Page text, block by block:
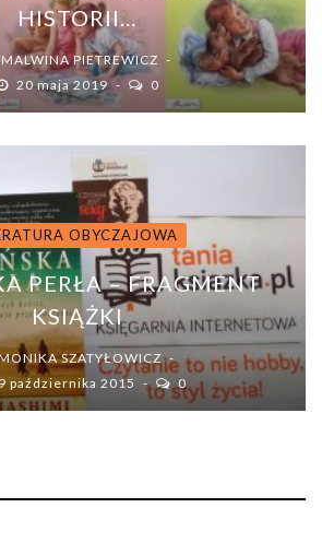
HISTORII…
MALWINA PIETREWICZ
20 maja 2019
0
OBYCZAJOWA
PERŁA – FRAGMENT
KSIĄŻKI
SZATYŁOWICZ
października 2015
0